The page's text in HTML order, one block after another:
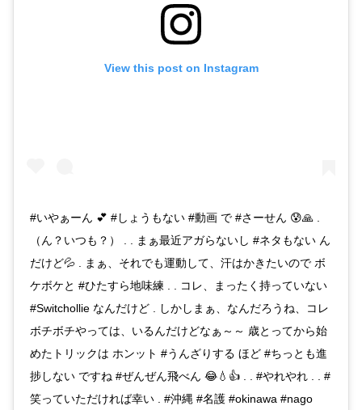
View this post on Instagram
#いやぁーん 💕 #しょうもない #動画 で #さーせん 😰🙏 .
（ん？いつも？） . . まぁ最近アガらないし #ネタもない ん
だけど💦 . まぁ、それでも運動して、汗はかきたいので ボ
ケボケと #ひたすら地味練 . . コレ、まったく持っていない
#Switchollie なんだけど . しかしまぁ、なんだろうね、コレ
ボチボチやっては、いるんだけどなぁ～～ 歳とってから始
めたトリックは ホンット #うんざりする ほど #ちっとも進
捗しない ですね #ぜんぜん飛べん 😂💧👍 . . #やれやれ . . #
笑っていただければ幸い . #沖縄 #名護 #okinawa #nago